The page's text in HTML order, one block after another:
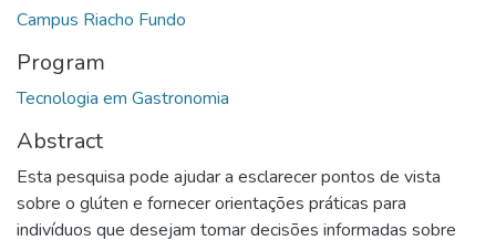
Campus Riacho Fundo
Program
Tecnologia em Gastronomia
Abstract
Esta pesquisa pode ajudar a esclarecer pontos de vista
sobre o glúten e fornecer orientações práticas para
indivíduos que desejam tomar decisões informadas sobre